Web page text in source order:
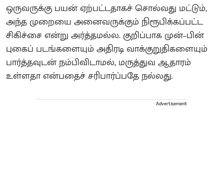
ஒருவருக்கு பயன் ஏற்பட்டதாகச் சொல்வது மட்டும்,
அந்த முறையை அனைவருக்கும் நிரூபிக்கப்பட்ட
சிகிச்சை என்று அர்த்தமல்ல. குறிப்பாக முன்–பின்
புகைப் படங்களையும் அதிரடி வாக்குறுதிகளையும்
பார்த்தவுடன் நம்பிவிடாமல், மருத்துவ ஆதாரம்
உள்ளதா என்பதைச் சரிபார்ப்பதே நல்லது.
Advertisement